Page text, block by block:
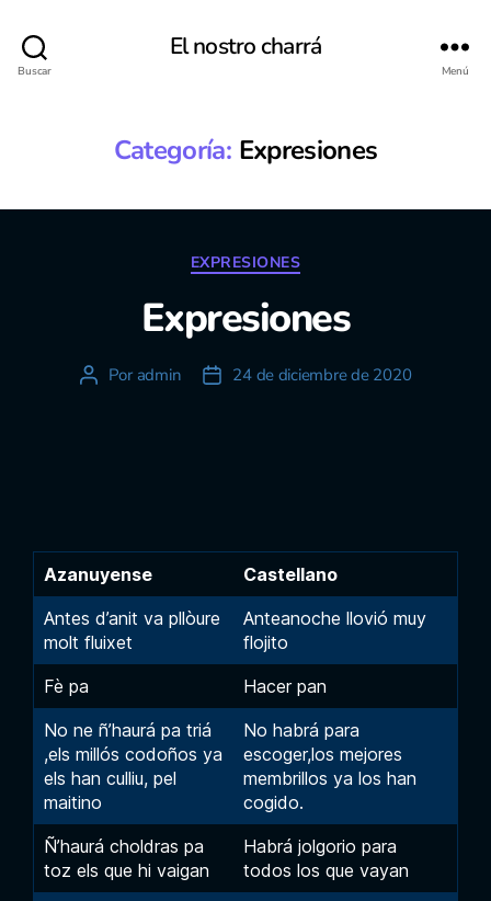
Buscar
El nostro charrá
Menú
Categoría: Expresiones
EXPRESIONES
Expresiones
Por admin 24 de diciembre de 2020
Azanuyense
Castellano
Antes d’anit va pllòure
molt fluixet
Anteanoche llovió muy
flojito
Fè pa
Hacer pan
No ne ñ’haurá pa triá
,els millós codoños ya
els han culliu, pel
maitino
No habrá para
escoger,los mejores
membrillos ya los han
cogido.
Ñ’haurá choldras pa
toz els que hi vaigan
Habrá jolgorio para
todos los que vayan